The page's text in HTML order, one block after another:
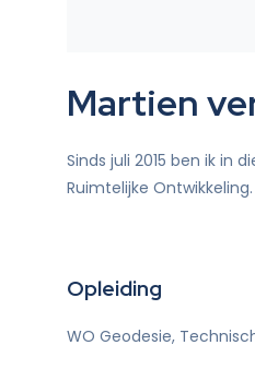
Martien
Sinds juli 2015 ben ik in
Ruimtelijke Ontwikkeling.
Opleiding
WO Geodesie,